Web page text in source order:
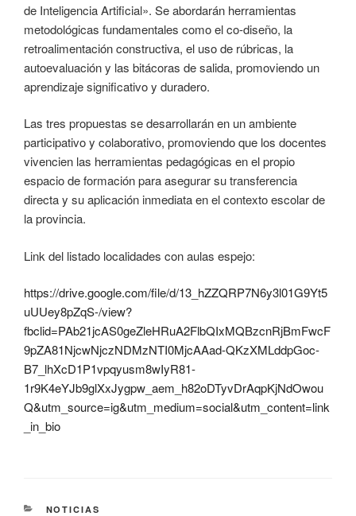
de Inteligencia Artificial». Se abordarán herramientas
metodológicas fundamentales como el co-diseño, la
retroalimentación constructiva, el uso de rúbricas, la
autoevaluación y las bitácoras de salida, promoviendo un
aprendizaje significativo y duradero.
Las tres propuestas se desarrollarán en un ambiente
participativo y colaborativo, promoviendo que los docentes
vivencien las herramientas pedagógicas en el propio
espacio de formación para asegurar su transferencia
directa y su aplicación inmediata en el contexto escolar de
la provincia.
Link del listado localidades con aulas espejo:
https://drive.google.com/file/d/13_hZZQRP7N6y3l01G9Yt5
uUUey8pZqS-/view?
fbclid=PAb21jcAS0geZleHRuA2FlbQIxMQBzcnRjBmFwcF
9pZA81NjcwNjczNDMzNTI0MjcAAad-QKzXMLddpGoc-
B7_lhXcD1P1vpqyusm8wIyR81-
1r9K4eYJb9glXxJygpw_aem_h82oDTyvDrAqpKjNdOwou
Q&utm_source=ig&utm_medium=social&utm_content=link
_in_bio
NOTICIAS